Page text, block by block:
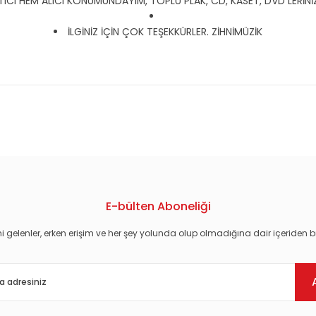
İLGİNİZ İÇİN ÇOK TEŞEKKÜRLER. ZİHNİMÜZİK
E-bülten Aboneliği
gelenler, erken erişim ve her şey yolunda olup olmadığına dair içeriden